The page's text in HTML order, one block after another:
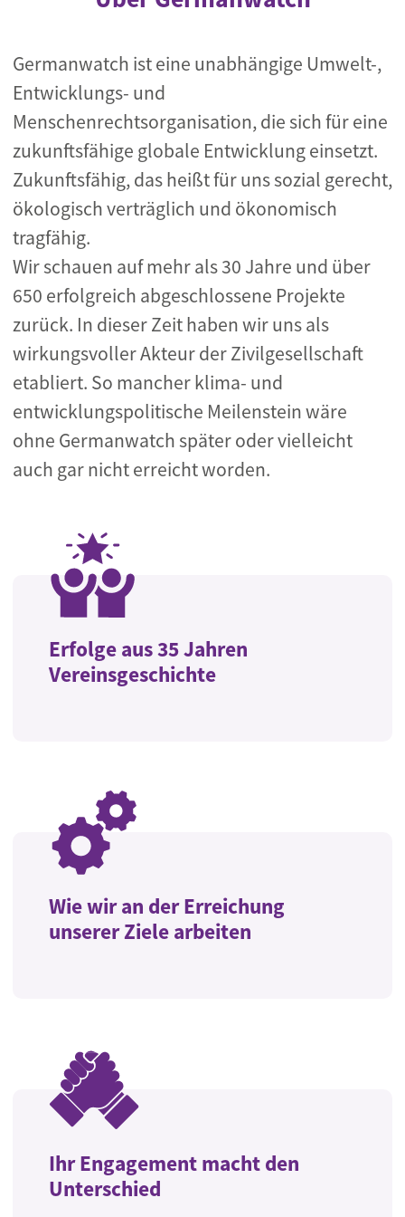
Germanwatch ist eine unabhängige Umwelt-,
Entwicklungs- und
Menschenrechtsorganisation, die sich für eine
zukunftsfähige globale Entwicklung einsetzt.
Zukunftsfähig, das heißt für uns sozial gerecht,
ökologisch verträglich und ökonomisch
tragfähig.
Wir schauen auf mehr als 30 Jahre und über
650 erfolgreich abgeschlossene Projekte
zurück. In dieser Zeit haben wir uns als
wirkungsvoller Akteur der Zivilgesellschaft
etabliert. So mancher klima- und
entwicklungspolitische Meilenstein wäre
ohne Germanwatch später oder vielleicht
auch gar nicht erreicht worden.
Erfolge aus 35 Jahren
Vereinsgeschichte
Wie wir an der Erreichung
unserer Ziele arbeiten
Ihr Engagement macht den
Unterschied